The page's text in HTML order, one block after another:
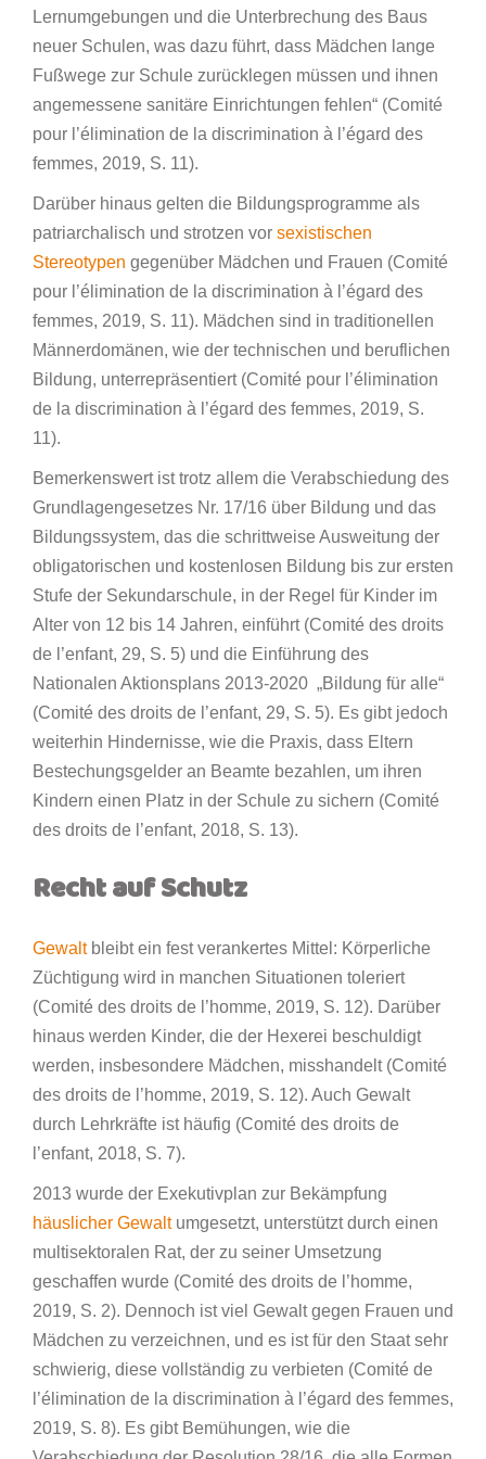
Lernumgebungen und die Unterbrechung des Baus
neuer Schulen, was dazu führt, dass Mädchen lange
Fußwege zur Schule zurücklegen müssen und ihnen
angemessene sanitäre Einrichtungen fehlen“ (Comité
pour l’élimination de la discrimination à l’égard des
femmes, 2019, S. 11).
Darüber hinaus gelten die Bildungsprogramme als
patriarchalisch und strotzen vor sexistischen
Stereotypen gegenüber Mädchen und Frauen (Comité
pour l’élimination de la discrimination à l’égard des
femmes, 2019, S. 11). Mädchen sind in traditionellen
Männerdomänen, wie der technischen und beruflichen
Bildung, unterrepräsentiert (Comité pour l’élimination
de la discrimination à l’égard des femmes, 2019, S.
11).
Bemerkenswert ist trotz allem die Verabschiedung des
Grundlagengesetzes Nr. 17/16 über Bildung und das
Bildungssystem, das die schrittweise Ausweitung der
obligatorischen und kostenlosen Bildung bis zur ersten
Stufe der Sekundarschule, in der Regel für Kinder im
Alter von 12 bis 14 Jahren, einführt (Comité des droits
de l’enfant, 29, S. 5) und die Einführung des
Nationalen Aktionsplans 2013-2020 „Bildung für alle“
(Comité des droits de l’enfant, 29, S. 5). Es gibt jedoch
weiterhin Hindernisse, wie die Praxis, dass Eltern
Bestechungsgelder an Beamte bezahlen, um ihren
Kindern einen Platz in der Schule zu sichern (Comité
des droits de l’enfant, 2018, S. 13).
Recht auf Schutz
Gewaltbleibt ein fest verankertes Mittel: Körperliche
Züchtigung wird in manchen Situationen toleriert
(Comité des droits de l’homme, 2019, S. 12). Darüber
hinaus werden Kinder, die der Hexerei beschuldigt
werden, insbesondere Mädchen, misshandelt (Comité
des droits de l’homme, 2019, S. 12). Auch Gewalt
durch Lehrkräfte ist häufig (Comité des droits de
l’enfant, 2018, S. 7).
2013 wurde der Exekutivplan zur Bekämpfung
häuslicher Gewaltumgesetzt, unterstützt durch einen
multisektoralen Rat, der zu seiner Umsetzung
geschaffen wurde (Comité des droits de l’homme,
2019, S. 2). Dennoch ist viel Gewalt gegen Frauen und
Mädchen zu verzeichnen, und es ist für den Staat sehr
schwierig, diese vollständig zu verbieten (Comité de
l’élimination de la discrimination à l’égard des femmes,
2019, S. 8). Es gibt Bemühungen, wie die